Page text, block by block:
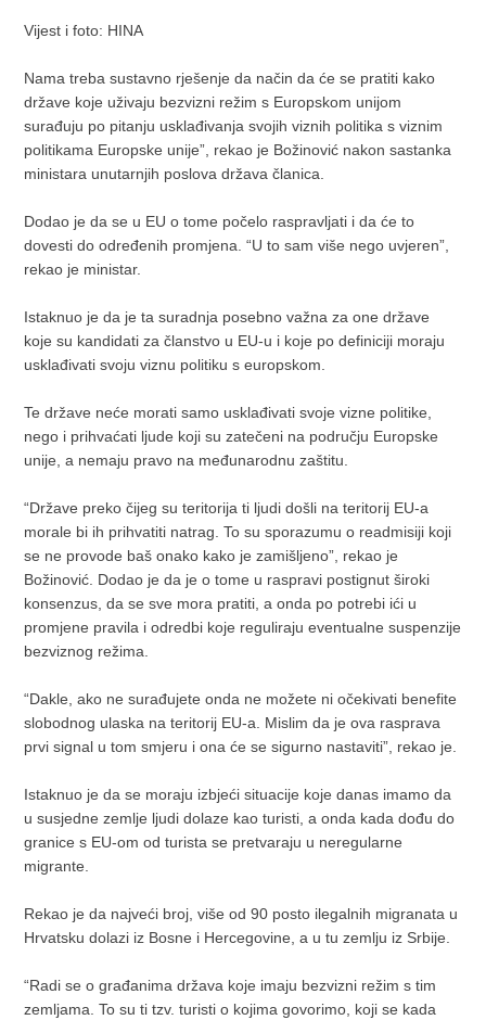
Vijest i foto: HINA
Nama treba sustavno rješenje da način da će se pratiti kako
države koje uživaju bezvizni režim s Europskom unijom
surađuju po pitanju usklađivanja svojih viznih politika s viznim
politikama Europske unije”, rekao je Božinović nakon sastanka
ministara unutarnjih poslova država članica.
Dodao je da se u EU o tome počelo raspravljati i da će to
dovesti do određenih promjena. “U to sam više nego uvjeren”,
rekao je ministar.
Istaknuo je da je ta suradnja posebno važna za one države
koje su kandidati za članstvo u EU-u i koje po definiciji moraju
usklađivati svoju viznu politiku s europskom.
Te države neće morati samo usklađivati svoje vizne politike,
nego i prihvaćati ljude koji su zatečeni na području Europske
unije, a nemaju pravo na međunarodnu zaštitu.
“Države preko čijeg su teritorija ti ljudi došli na teritorij EU-a
morale bi ih prihvatiti natrag. To su sporazumu o readmisiji koji
se ne provode baš onako kako je zamišljeno”, rekao je
Božinović. Dodao je da je o tome u raspravi postignut široki
konsenzus, da se sve mora pratiti, a onda po potrebi ići u
promjene pravila i odredbi koje reguliraju eventualne suspenzije
bezviznog režima.
“Dakle, ako ne surađujete onda ne možete ni očekivati benefite
slobodnog ulaska na teritorij EU-a. Mislim da je ova rasprava
prvi signal u tom smjeru i ona će se sigurno nastaviti”, rekao je.
Istaknuo je da se moraju izbjeći situacije koje danas imamo da
u susjedne zemlje ljudi dolaze kao turisti, a onda kada dođu do
granice s EU-om od turista se pretvaraju u neregularne
migrante.
Rekao je da najveći broj, više od 90 posto ilegalnih migranata u
Hrvatsku dolazi iz Bosne i Hercegovine, a u tu zemlju iz Srbije.
“Radi se o građanima država koje imaju bezvizni režim s tim
zemljama. To su ti tzv. turisti o kojima govorimo, koji se kada